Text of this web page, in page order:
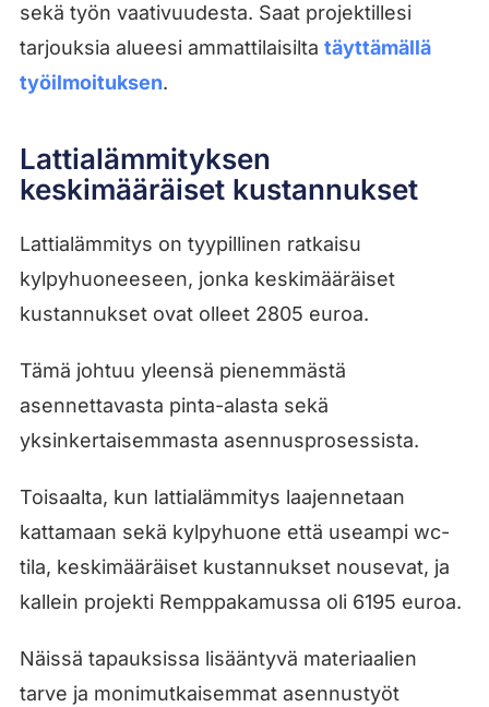
sekä työn vaativuudesta. Saat projektillesi
tarjouksia alueesi ammattilaisilta täyttämällä
työilmoituksen.
Lattialämmityksen
keskimääräiset kustannukset
Lattialämmitys on tyypillinen ratkaisu
kylpyhuoneeseen, jonka keskimääräiset
kustannukset ovat olleet 2805 euroa.
Tämä johtuu yleensä pienemmästä
asennettavasta pinta-alasta sekä
yksinkertaisemmasta asennusprosessista.
Toisaalta, kun lattialämmitys laajennetaan
kattamaan sekä kylpyhuone että useampi wc-
tila, keskimääräiset kustannukset nousevat, ja
kallein projekti Remppakamussa oli 6195 euroa.
Näissä tapauksissa lisääntyvä materiaalien
tarve ja monimutkaisemmat asennustyöt